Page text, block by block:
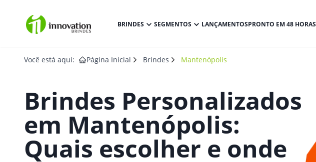
BRINDES SEGMENTOS LANÇAMENTOSPRONTO EM 48 HORAS
Você está aqui: Página Inicial Brindes Mantenópolis
Brindes Personalizados
em Mantenópolis:
Quais escolher e onde